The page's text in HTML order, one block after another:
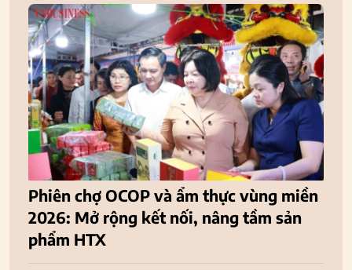
Phiên chợ OCOP và ẩm thực vùng miền
2026: Mở rộng kết nối, nâng tầm sản
phẩm HTX